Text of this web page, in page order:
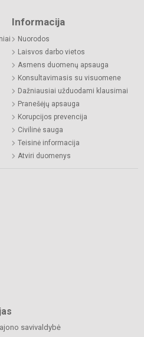
Informacija
Nuorodos
Laisvos darbo vietos
Asmens duomenų apsauga
Konsultavimasis su visuomene
Dažniausiai užduodami klausimai
Pranešėjų apsauga
Korupcijos prevencija
Civilinė sauga
Teisinė informacija
Atviri duomenys
savivaldybė